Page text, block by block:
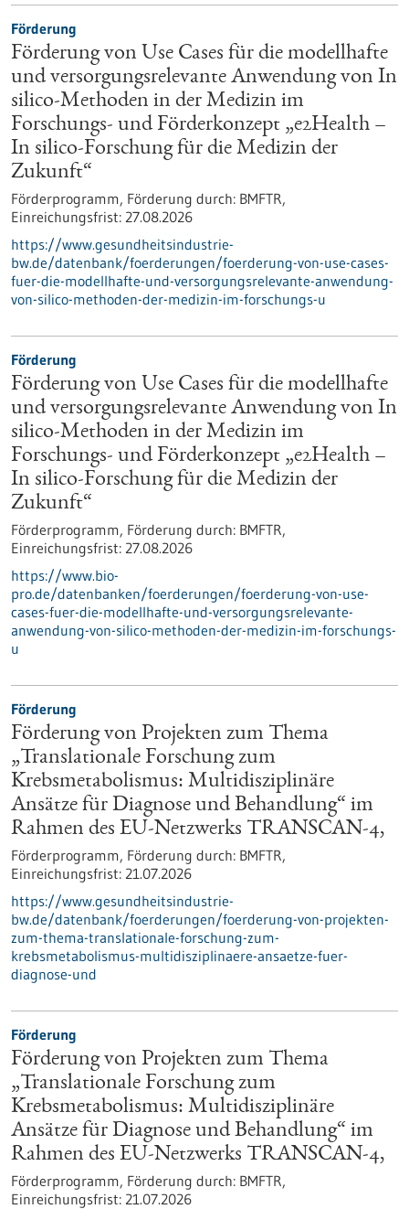
Förderung
Förderung von Use Cases für die modellhafte
und versorgungsrelevante Anwendung von In
silico-Methoden in der Medizin im
Forschungs- und Förderkonzept „e2Health –
In silico-Forschung für die Medizin der
Zukunft“
Förderprogramm, Förderung durch: BMFTR,
Einreichungsfrist: 27.08.2026
https://www.gesundheitsindustrie-
bw.de/datenbank/foerderungen/foerderung-von-use-cases-
fuer-die-modellhafte-und-versorgungsrelevante-anwendung-
von-silico-methoden-der-medizin-im-forschungs-u
Förderung
Förderung von Use Cases für die modellhafte
und versorgungsrelevante Anwendung von In
silico-Methoden in der Medizin im
Forschungs- und Förderkonzept „e2Health –
In silico-Forschung für die Medizin der
Zukunft“
Förderprogramm, Förderung durch: BMFTR,
Einreichungsfrist: 27.08.2026
https://www.bio-
pro.de/datenbanken/foerderungen/foerderung-von-use-
cases-fuer-die-modellhafte-und-versorgungsrelevante-
anwendung-von-silico-methoden-der-medizin-im-forschungs-
u
Förderung
Förderung von Projekten zum Thema
„Translationale Forschung zum
Krebsmetabolismus: Multidisziplinäre
Ansätze für Diagnose und Behandlung“ im
Rahmen des EU-Netzwerks TRANSCAN-4,
Förderprogramm, Förderung durch: BMFTR,
Einreichungsfrist: 21.07.2026
https://www.gesundheitsindustrie-
bw.de/datenbank/foerderungen/foerderung-von-projekten-
zum-thema-translationale-forschung-zum-
krebsmetabolismus-multidisziplinaere-ansaetze-fuer-
diagnose-und
Förderung
Förderung von Projekten zum Thema
„Translationale Forschung zum
Krebsmetabolismus: Multidisziplinäre
Ansätze für Diagnose und Behandlung“ im
Rahmen des EU-Netzwerks TRANSCAN-4,
Förderprogramm, Förderung durch: BMFTR,
Einreichungsfrist: 21.07.2026